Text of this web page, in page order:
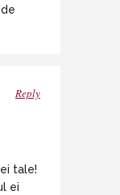
Reply
tale!
ei